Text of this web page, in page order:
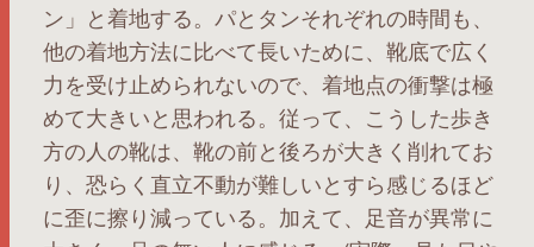
ン」と着地する。パとタンそれぞれの時間も、
他の着地方法に比べて長いために、靴底で広く
力を受け止められないので、着地点の衝撃は極
めて大きいと思われる。従って、こうした歩き
方の人の靴は、靴の前と後ろが大きく削れてお
り、恐らく直立不動が難しいとすら感じるほど
に歪に擦り減っている。加えて、足音が異常に